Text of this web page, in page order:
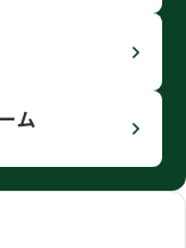
ム